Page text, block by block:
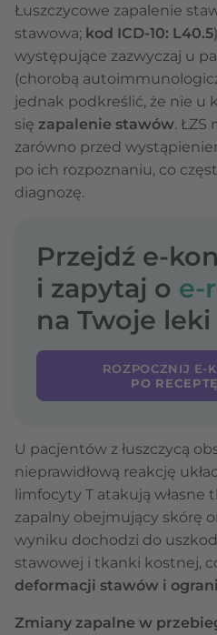
Łuszczycowe zapalenie
stawowa; kod ICD-10: L40.5
występujące zazwyczaj u
(chorobą
jednak podkreślić, że nie u
się zapalenie stawów. ŁZS
zarówno przed
po ich rozpoznaniu, co
diagnozę.
Przejdź e-
i zapytaj o e-
na Twoje leki
ROZPOCZNIJ E-
PO
U pacjentów z łuszczycą
nieprawidłową reakcję
limfocyty T atakują własne
zapalny obejmujący skórę
wyniku dochodzi do
stawowej i tkanki kostnej,
deformacji stawów i
Zmiany zapalne w